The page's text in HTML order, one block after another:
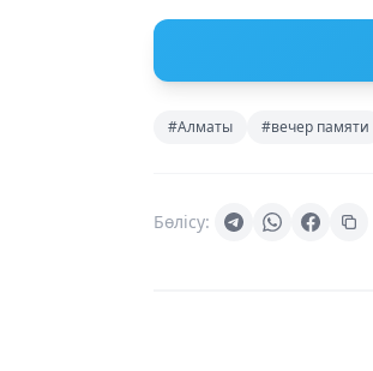
#Алматы #вечер памяти
Бөлісу: